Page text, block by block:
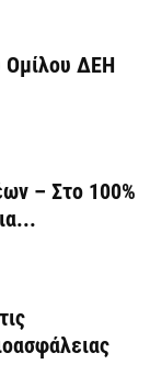
Ομίλου ΔΕΗ
– Στο 100%